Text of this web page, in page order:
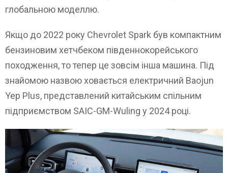
глобальною моделлю.
Якщо до 2022 року Chevrolet Spark був компактним
бензиновим хетчбеком південнокорейського
походження, то тепер це зовсім інша машина. Під
знайомою назвою ховається електричний Baojun
Yep Plus, представлений китайським спільним
підприємством SAIC-GM-Wuling у 2024 році.